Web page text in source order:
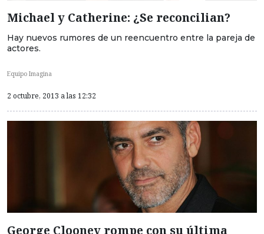
Michael y Catherine: ¿Se reconcilian?
Hay nuevos rumores de un reencuentro entre la pareja de
actores.
Equipo Imagina
2 octubre, 2013 a las 12:32
George Clooney rompe con su última